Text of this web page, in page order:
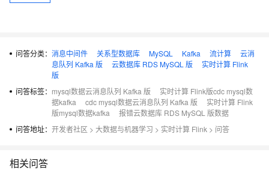
问答分类： 消息中间件 关系型数据库 MySQL Kafka 流计算
云消
息队列 Kafka 版
云数据库 RDS MySQL 版
实时计算 Flink
版
问答标签： mysql数据云消息队列 Kafka 版
实时计算 Flink版cdc mysql数
据kafka
cdc mysql数据云消息队列 Kafka 版
实时计算 Flink
版mysql数据kafka
报错云数据库 RDS MySQL 版数据
问答地址： 开发者社区 > 大数据与机器学习 > 实时计算 Flink > 问答
相关问答